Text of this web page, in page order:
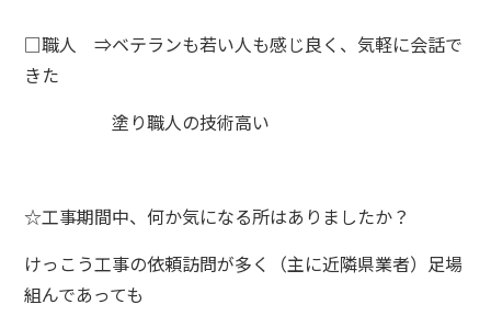
□職人⇒ベテランも若い人も感じ良く、気軽に会話で
きた
塗り職人の技術高い
☆工事期間中、何か気になる所はありましたか？
けっこう工事の依頼訪問が多く（主に近隣県業者）足場
組んであっても